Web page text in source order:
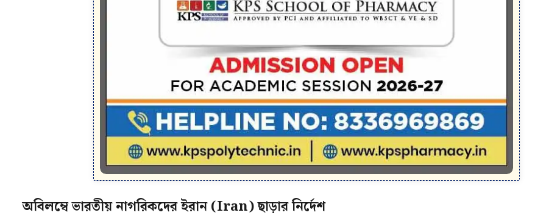
অবিলম্বে ভারতীয় নাগরিকদের ইরান (Iran) ছাড়ার নির্দেশ